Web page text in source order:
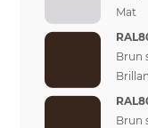
Mat
Brun
Brun